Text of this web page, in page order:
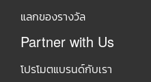
แลกของรางวัล
Partner with Us
โปรโมตแบรนด์กับเรา